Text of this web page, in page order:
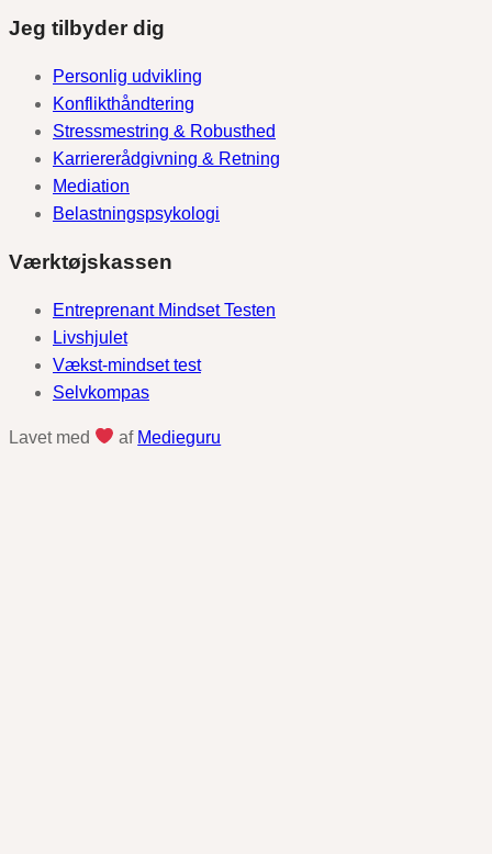
Jeg tilbyder dig
Personlig udvikling
Konflikthåndtering
Stressmestring & Robusthed
Karriererådgivning & Retning
Mediation
Belastningspsykologi
Værktøjskassen
Entreprenant Mindset Testen
Livshjulet
Vækst-mindset test
Selvkompas
Lavet med af Medieguru